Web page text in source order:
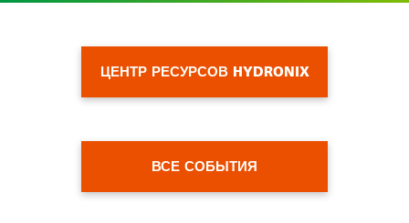
ЦЕНТР РЕСУРСОВ HYDRONIX
ВСЕ СОБЫТИЯ